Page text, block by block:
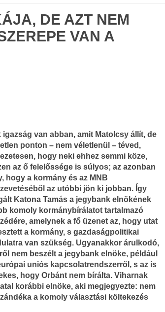
DE AZT NEM
VAN A
igazság van abban, amit Matolcsy állít, de
ponton – nem véletlenül – téved,
hogy neki ehhez semmi köze,
az ő felelőssége is súlyos; az azonban
hogy a kormány és az MNB
az utóbbi jön ki jobban. Így
Katona Tamás a jegybank elnökének
komoly kormánybírálatot tartalmazó
amelynek a fő üzenet az, hogy utat
a kormány, s gazdaságpolitikai
van szükség. Ugyanakkor árulkodó,
nem beszélt a jegybank elnöke, például
uniós kapcsolatrendszerről, s az is
hogy Orbánt nem bírálta. Viharnak
korábbi elnöke, aki megjegyezte: nem
a komoly választási költekezés